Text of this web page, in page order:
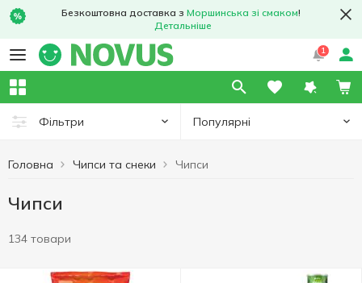
Безкоштовна доставка з Моршинська зі смаком!
Детальніше
1
Фільтри Популярні
Головна Чипси та снеки Чипси
Чипси
134 товари